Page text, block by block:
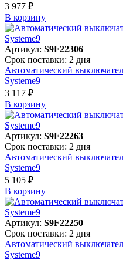
3 977 ₽
В корзинy
Артикул: S9F22306
Срок поставки: 2 дня
Автоматический
Systeme9
3 117 ₽
В корзинy
Артикул: S9F22263
Срок поставки: 2 дня
Автоматический
Systeme9
5 105 ₽
В корзинy
Артикул: S9F22250
Срок поставки: 2 дня
Автоматический
Systeme9